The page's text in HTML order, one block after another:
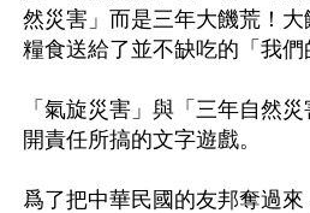
然災害」而是三年大饑荒！
糧食送給了並不缺吃的「我們
「氣旋災害」與「三年自然
開責任所搞的文字遊戲。
爲了把中華民國的友邦奪過來